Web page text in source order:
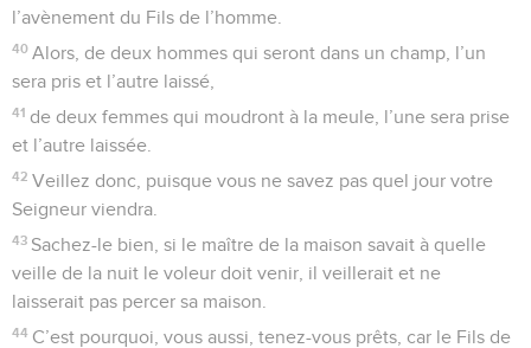
l’avènement du Fils de l’homme.
40 Alors, de deux hommes qui seront dans un champ, l’un
sera pris et l’autre laissé,
41 de deux femmes qui moudront à la meule, l’une sera prise
et l’autre laissée.
42 Veillez donc, puisque vous ne savez pas quel jour votre
Seigneur viendra.
43 Sachez-le bien, si le maître de la maison savait à quelle
veille de la nuit le voleur doit venir, il veillerait et ne
laisserait pas percer sa maison.
44 C’est pourquoi, vous aussi, tenez-vous prêts, car le Fils de